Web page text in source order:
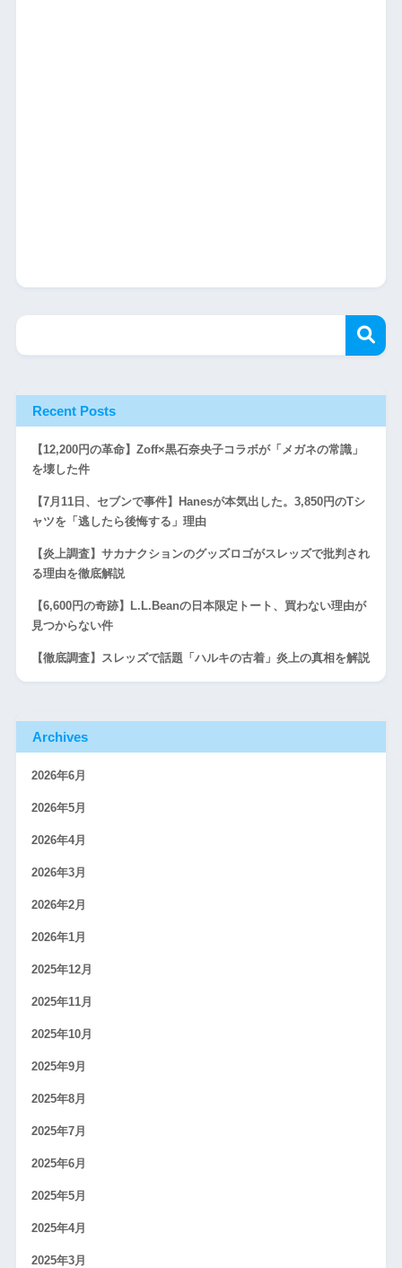
Recent Posts
【12,200円の革命】Zoff×黒石奈央子コラボが「メガネの常識」
を壊した件
【7月11日、セブンで事件】Hanesが本気出した。3,850円のTシ
ャツを「逃したら後悔する」理由
【炎上調査】サカナクションのグッズロゴがスレッズで批判され
る理由を徹底解説
【6,600円の奇跡】L.L.Beanの日本限定トート、買わない理由が
見つからない件
【徹底調査】スレッズで話題「ハルキの古着」炎上の真相を解説
Archives
2026年6月
2026年5月
2026年4月
2026年3月
2026年2月
2026年1月
2025年12月
2025年11月
2025年10月
2025年9月
2025年8月
2025年7月
2025年6月
2025年5月
2025年4月
2025年3月